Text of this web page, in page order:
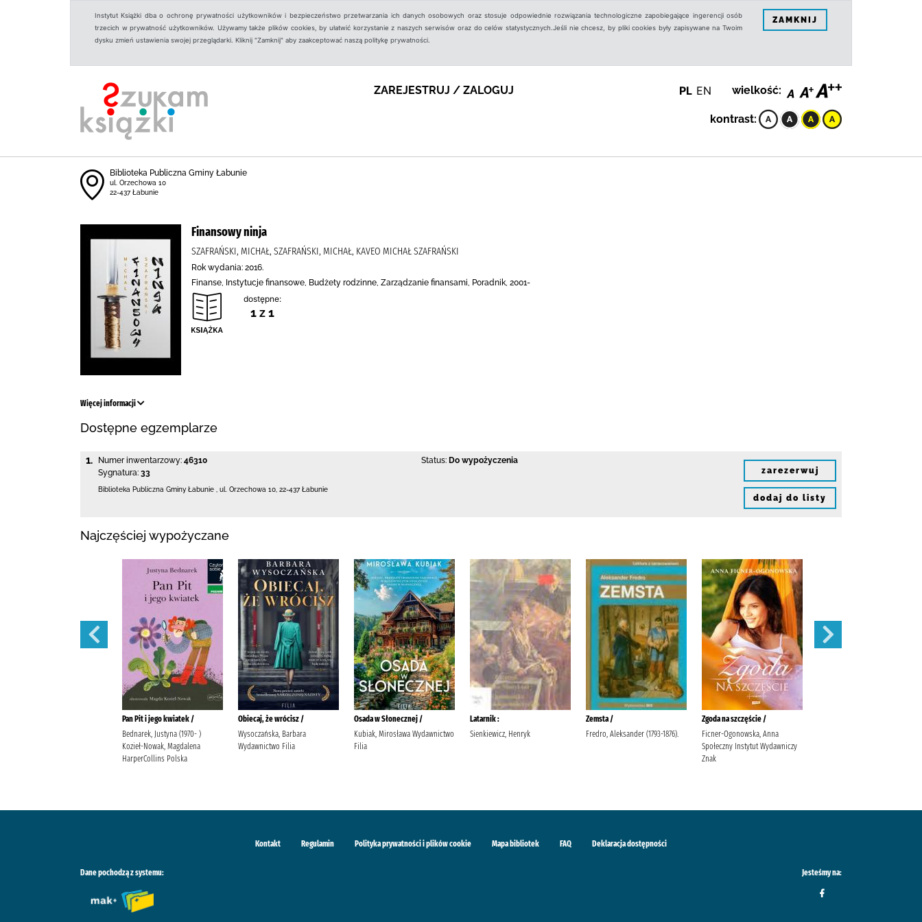
Instytut Książki dba o ochronę prywatności użytkowników i bezpieczeństwo przetwarzania ich danych osobowych oraz stosuje odpowiednie rozwiązania technologiczne zapobiegające ingerencji osób
trzecich w prywatność użytkowników. Używamy także plików cookies, by ułatwić korzystanie z naszych serwisów oraz do celów statystycznych.Jeśli nie chcesz, by pliki cookies były zapisywane na Twoim
dysku zmień ustawienia swojej przeglądarki. Kliknij "Zamknij" aby zaakceptować naszą politykę prywatności.
ZAMKNIJ
ZAREJESTRUJ / ZALOGUJ PL EN wielkość:
kontrast:
Biblioteka Publiczna Gminy Łabunie
ul. Orzechowa 10
22-437 Łabunie
Finansowy ninja
SZAFRAŃSKI, MICHAŁ, SZAFRAŃSKI, MICHAŁ, KAVEO MICHAŁ SZAFRAŃSKI
Rok wydania: 2016.
Finanse, Instytucje finansowe, Budżety rodzinne, Zarządzanie finansami, Poradnik, 2001-
dostępne:
1 z 1
Więcej informacji
Dostępne egzemplarze
1. Numer inwentarzowy: 46310
Sygnatura: 33
Status: Do wypożyczenia
Biblioteka Publiczna Gminy Łabunie ul. Orzechowa 10 22-437 Łabunie
zarezerwuj
dodaj do listy
Najczęściej wypożyczane
Pan Pit i jego kwiatek /
Bednarek, Justyna (1970- )
Kozieł-Nowak, Magdalena
HarperCollins Polska
Obiecaj, że wrócisz /
Wysoczańska, Barbara
Wydawnictwo Filia
Osada w Słonecznej /
Kubiak, Mirosława Wydawnictwo
Filia
Latarnik :
Sienkiewicz, Henryk
Zemsta /
Fredro, Aleksander (1793-1876).
Zgoda na szczęście /
Ficner-Ogonowska, Anna
Społeczny Instytut Wydawniczy
Znak
Kontakt Regulamin Polityka prywatności i plików cookie Mapa bibliotek FAQ Deklaracja dostępności
Dane pochodzą z systemu: Jesteśmy na: